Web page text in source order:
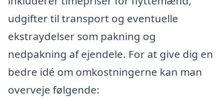
udgifter til transport og eventuelle
ekstraydelser som pakning og
nedpakning af ejendele. For at give dig en
bedre idé om omkostningerne kan man
overveje følgende: